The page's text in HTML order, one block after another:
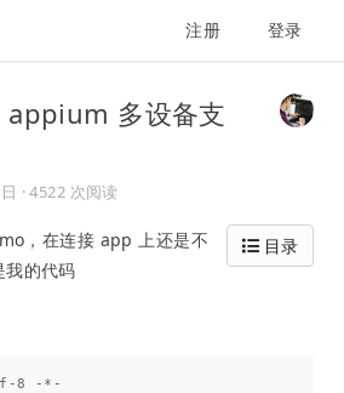
注册 登录
appium 多设备支
· 4522 次阅读
目录
，在连接 app 上还是不
我的代码
-8
-*-